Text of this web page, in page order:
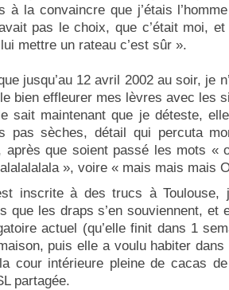
la convaincre que j’étais
pas le choix, que c’était moi,
mettre un rateau c’est sûr ».
jusqu’au 12 avril 2002 au soir, je
bien effleurer mes lèvres avec les
sait maintenant que je déteste,
pas sèches, détail qui percuta
après que soient passé les mots «
», voire « mais mais mais
inscrite à des trucs à Toulouse,
que les draps s’en souviennent, et
actuel (qu’elle finit dans 1
puis elle a voulu habiter dans
cour intérieure pleine de cacas
partagée.